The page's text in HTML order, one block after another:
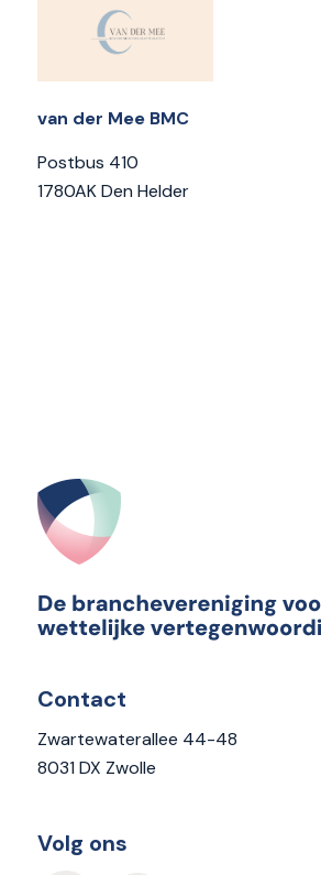
van der Mee BMC
Postbus 410
1780AK Den Helder
Contact
Zwartewaterallee 44-48
8031 DX Zwolle
Volg ons